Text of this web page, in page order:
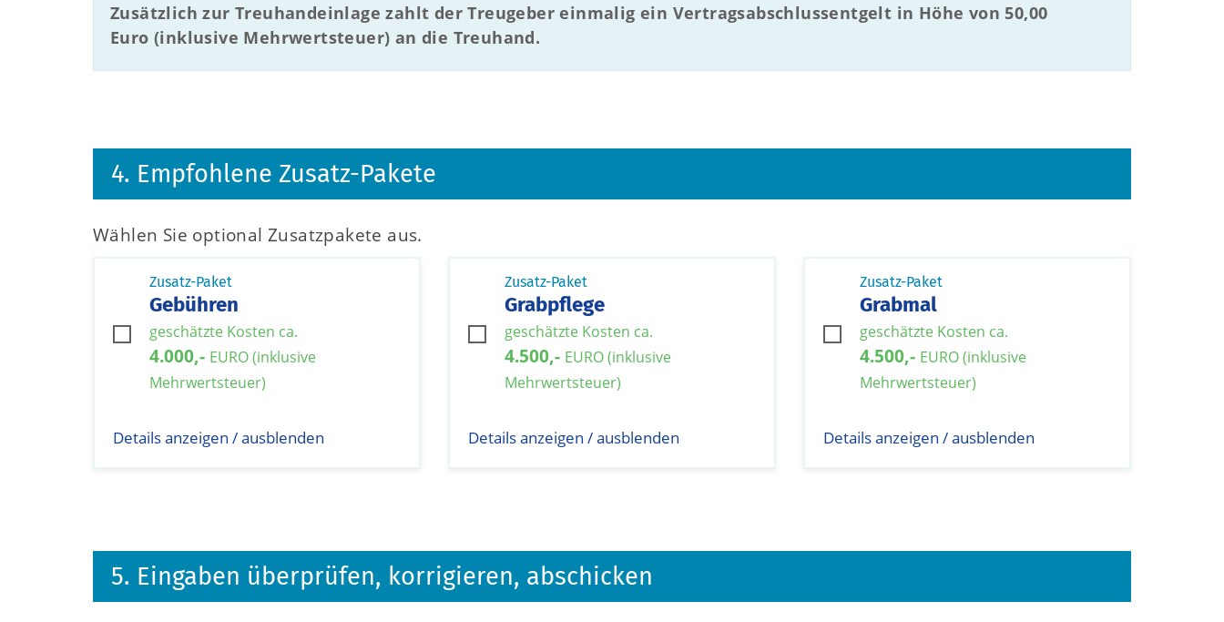
Zusätzlich zur Treuhandeinlage zahlt der Treugeber einmalig ein Vertragsabschlussentgelt in Höhe von 50,00
Euro (inklusive Mehrwertsteuer) an die Treuhand.
4. Empfohlene Zusatz-Pakete
Wählen Sie optional Zusatzpakete aus.
Zusatz-Paket
Gebühren
geschätzte Kosten ca.
4.000,- EURO (inklusive
Mehrwertsteuer)
Details anzeigen / ausblenden
Zusatz-Paket
Grabpflege
geschätzte Kosten ca.
4.500,- EURO (inklusive
Mehrwertsteuer)
Details anzeigen / ausblenden
Zusatz-Paket
Grabmal
geschätzte Kosten ca.
4.500,- EURO (inklusive
Mehrwertsteuer)
Details anzeigen / ausblenden
5. Eingaben überprüfen, korrigieren, abschicken